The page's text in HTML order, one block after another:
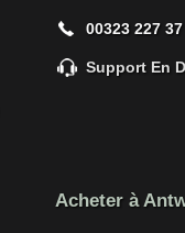
00323 227
Support En
Acheter à